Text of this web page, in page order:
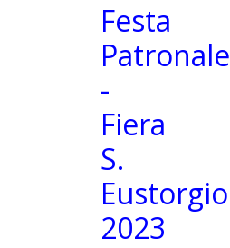
Festa
Patronale
-
Fiera
S.
Eustorgio
2023